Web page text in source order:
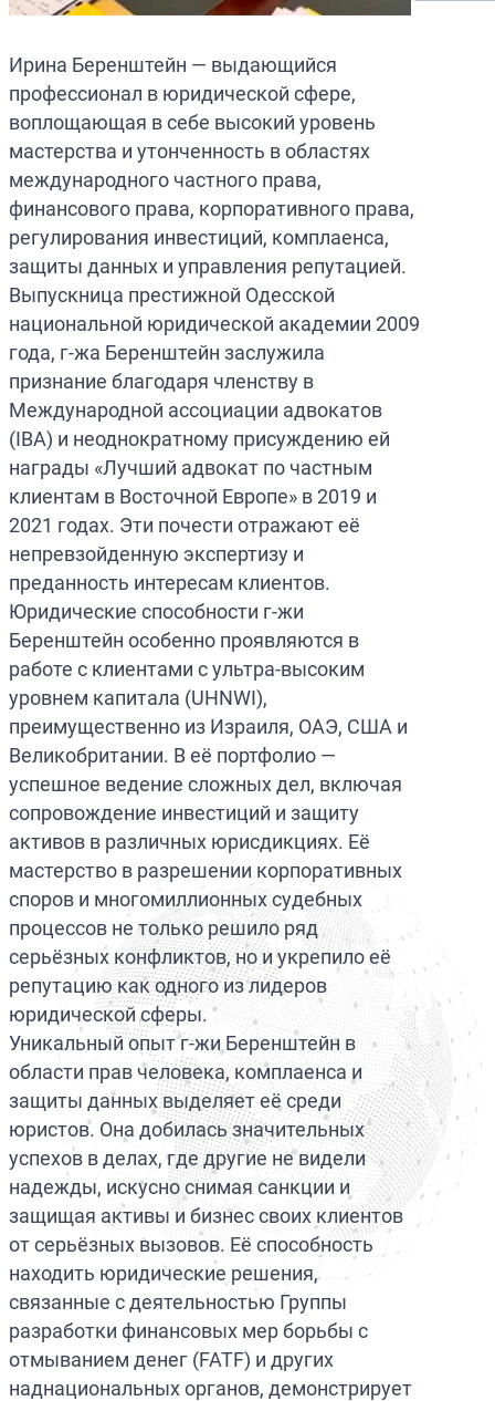
Ирина Беренштейн — выдающийся
профессионал в юридической сфере,
воплощающая в себе высокий уровень
мастерства и утонченность в областях
международного частного права,
финансового права, корпоративного права,
регулирования инвестиций, комплаенса,
защиты данных и управления репутацией.
Выпускница престижной Одесской
национальной юридической академии 2009
года, г-жа Беренштейн заслужила
признание благодаря членству в
Международной ассоциации адвокатов
(IBA) и неоднократному присуждению ей
награды «Лучший адвокат по частным
клиентам в Восточной Европе» в 2019 и
2021 годах. Эти почести отражают её
непревзойденную экспертизу и
преданность интересам клиентов.
Юридические способности г-жи
Беренштейн особенно проявляются в
работе с клиентами с ультра-высоким
уровнем капитала (UHNWI),
преимущественно из Израиля, ОАЭ, США и
Великобритании. В её портфолио —
успешное ведение сложных дел, включая
сопровождение инвестиций и защиту
активов в различных юрисдикциях. Её
мастерство в разрешении корпоративных
споров и многомиллионных судебных
процессов не только решило ряд
серьёзных конфликтов, но и укрепило её
репутацию как одного из лидеров
юридической сферы.
Уникальный опыт г-жи Беренштейн в
области прав человека, комплаенса и
защиты данных выделяет её среди
юристов. Она добилась значительных
успехов в делах, где другие не видели
надежды, искусно снимая санкции и
защищая активы и бизнес своих клиентов
от серьёзных вызовов. Её способность
находить юридические решения,
связанные с деятельностью Группы
разработки финансовых мер борьбы с
отмыванием денег (FATF) и других
наднациональных органов, демонстрирует